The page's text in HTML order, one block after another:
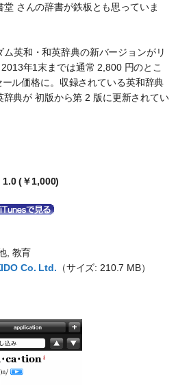
さんの辞書が鉄板とも思っていま
英和・和英辞典の新バージョンがリ
年1末までは通常 2,800 円のとこ
ル価格に。収録されている英和辞典
典が 初版から第 2 版に更新されてい
1.0 (￥1,000)
, 教育
Co. Ltd. （サイズ: 210.7 MB）